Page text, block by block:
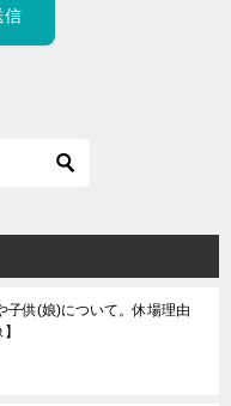
子供(娘)について。休場理由